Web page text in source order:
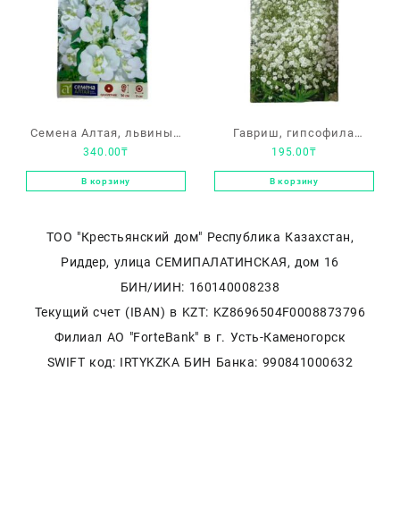
Семена Алтая, львиный
зев, «Твинни F1» белый
340.00₸
В корзину
Гавриш, гипсофила
метельчатая «Махровая
белая»
195.00₸
В корзину
ТОО "Крестьянский дом" Республика Казахстан,
Риддер, улица СЕМИПАЛАТИНСКАЯ, дом 16
БИН/ИИН: 160140008238
Текущий счет (IBAN) в KZT: KZ8696504F0008873796
Филиал АО "ForteBank" в г. Усть-Каменогорск
SWIFT код: IRTYKZKA БИН Банка: 990841000632